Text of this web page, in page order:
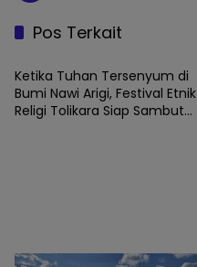
Pos Terkait
SIDRAP
Ketika Tuhan Tersenyum di
Bumi Nawi Arigi, Festival Etnik
Religi Tolikara Siap Sambut